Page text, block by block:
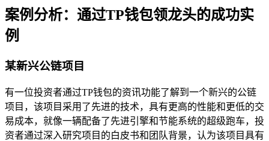
案例分析：通过TP钱包领龙头的成功实
例
某新兴公链项目
有一位投资者通过TP钱包的资讯功能了解到一个新兴的公链
项目，该项目采用了先进的技术，具有更高的性能和更低的交
易成本，就像一辆配备了先进引擎和节能系统的超级跑车，投
资者通过深入研究项目的白皮书和团队背景，认为该项目具有